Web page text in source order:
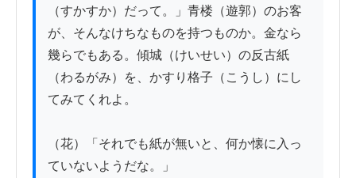
（すかすか）だって。」青楼（遊郭）のお客
が、そんなけちなものを持つものか。金なら
幾らでもある。傾城（けいせい）の反古紙
（わるがみ）を、かすり格子（こうし）にし
てみてくれよ。
（花）「それでも紙が無いと、何か懐に入っ
ていないようだな。」